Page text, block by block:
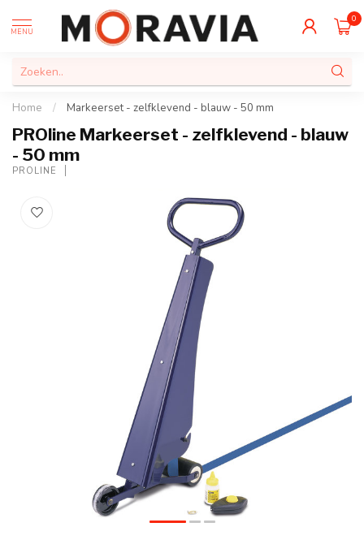
MENU
0
Home / Markeerset - zelfklevend - blauw - 50 mm
PROline Markeerset - zelfklevend - blauw
- 50 mm
PROLINE